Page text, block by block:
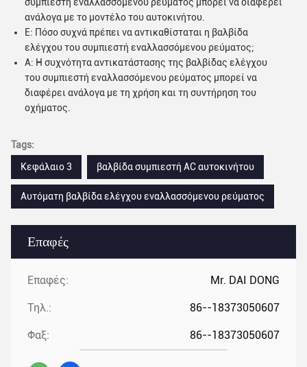
Επαφές
Επαφές: Mr. DAI DONG
Τηλ.: 86--18373050607
Φαξ: 86--18373050607
ανάλογα με το μοντέλο του αυτοκινήτου.
Ε: Πόσο συχνά πρέπει να αντικαθίσταται η βαλβίδα
ελέγχου του συμπιεστή εναλλασσόμενου ρεύματος;
Α: Η συχνότητα αντικατάστασης της βαλβίδας ελέγχου
του συμπιεστή εναλλασσόμενου ρεύματος μπορεί να
διαφέρει ανάλογα με τη χρήση και τη συντήρηση του
οχήματος.
Tags:
Κεφάλαιο 3
βαλβίδα συμπιεστή AC αυτοκινήτου
Αυτόματη βαλβίδα ελέγχου εναλλασσόμενου ρεύματος